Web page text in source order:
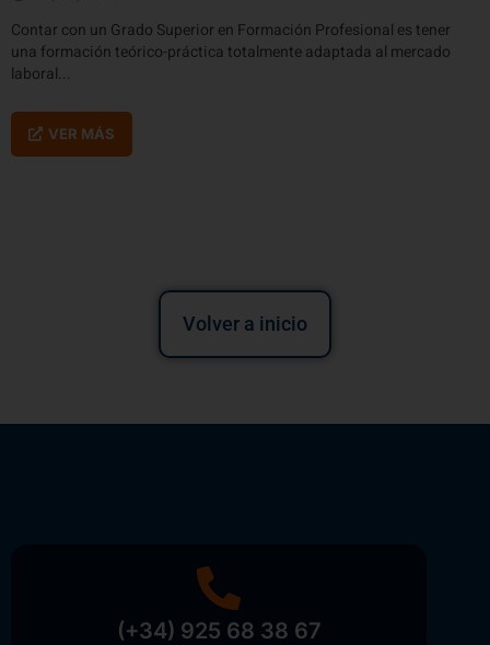
Contar con un Grado Superior en Formación Profesional es tener
una formación teórico-práctica totalmente adaptada al mercado
laboral...
VER MÁS
Volver a inicio
(+34) 925 68 38 67